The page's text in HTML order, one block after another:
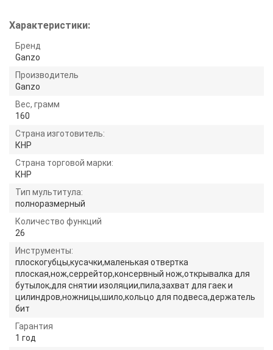
Характеристики:
Бренд
Ganzo
Производитель
Ganzo
Вес, грамм
160
Страна изготовитель:
КНР
Страна торговой марки:
КНР
Тип мультитула:
полноразмерный
Количество функций
26
Инструменты:
плоскогубцы,кусачки,маленькая отвертка
плоская,нож,серрейтор,консервный нож,открывалка для
бутылок,для снятии изоляции,пила,захват для гаек и
цилиндров,ножницы,шило,кольцо для подвеса,держатель
бит
Гарантия
1 год